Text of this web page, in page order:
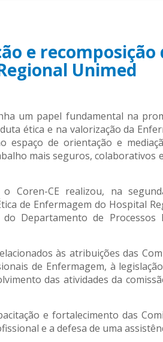
e recomposição
Unimed
um papel fundamental na
ética e na valorização da
espaço de orientação e
mais seguros, colaborativos
Coren-CE realizou, na
de Enfermagem do Hospital
Departamento de Processos
às atribuições das
de Enfermagem, à
das atividades da
e fortalecimento das
e a defesa de uma